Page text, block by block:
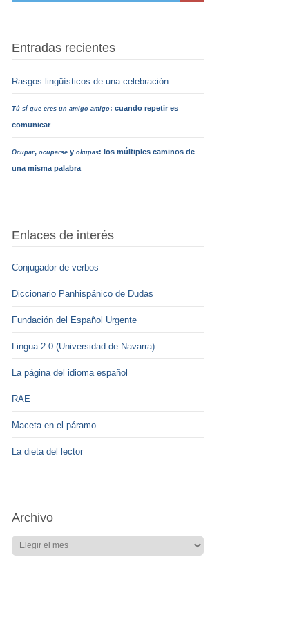
Entradas recientes
Rasgos lingüísticos de una celebración
Tú sí que eres un amigo amigo: cuando repetir es
comunicar
Ocupar, ocuparsey okupas: los múltiples caminos de
una misma palabra
Enlaces de interés
Conjugador de verbos
Diccionario Panhispánico de Dudas
Fundación del Español Urgente
Lingua 2.0 (Universidad de Navarra)
La página del idioma español
RAE
Maceta en el páramo
La dieta del lector
Archivo